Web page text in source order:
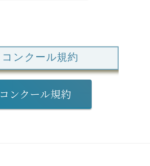
コンクール規約
コンクール規約